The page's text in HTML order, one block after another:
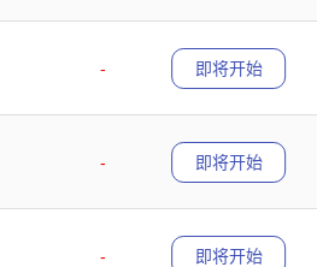
-
即将开始
-
即将开始
-
即将开始